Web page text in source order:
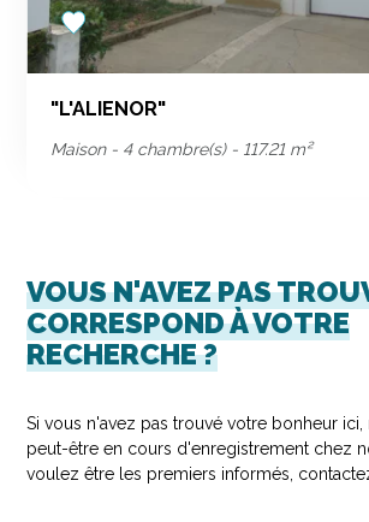
Add
to
favorites
"L'ALIENOR"
Maison - 4 chambre(s) - 117.21 m²
VOUS N'AVEZ PAS
CORRESPOND À VOTRE
RECHERCHE ?
Si vous n'avez pas trouvé votre bonheur ici,
peut-être en cours d'enregistrement chez
voulez être les premiers informés,